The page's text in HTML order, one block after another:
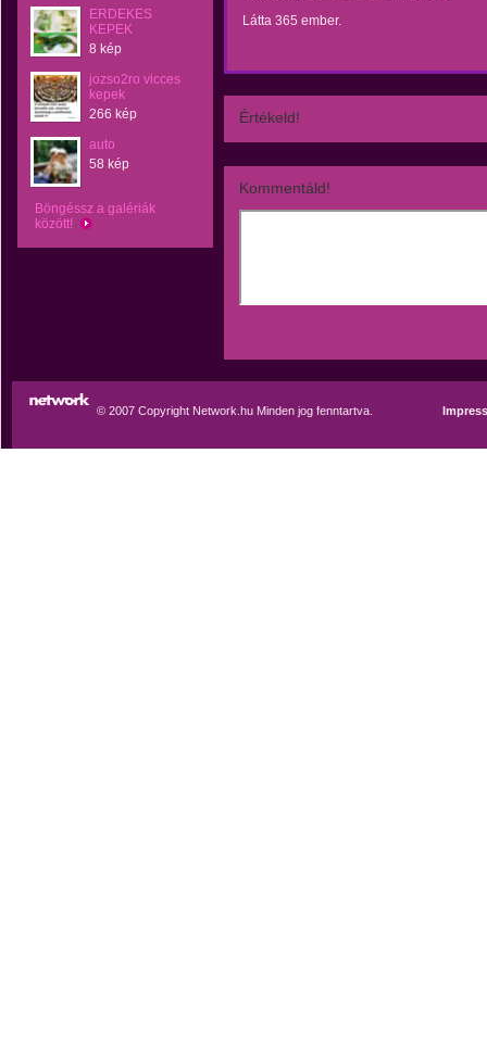
ERDEKES
KEPEK
8 kép
jozso2ro vicces
kepek
266 kép
auto
58 kép
Böngéssz a galériák
között!
Látta 365 ember.
Értékeld!
Kommentáld!
© 2007 Copyright Network.hu Minden jog fenntartva.